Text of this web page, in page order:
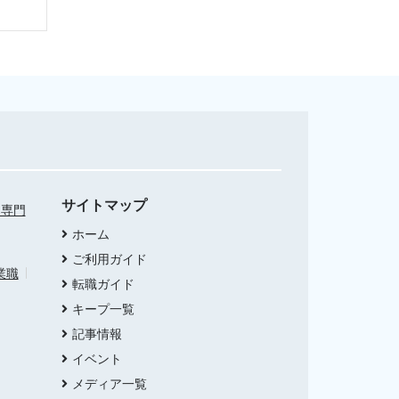
門
職
サイトマップ
ホーム
ご利用ガイド
転職ガイド
キープ一覧
記事情報
イベント
メディア一覧